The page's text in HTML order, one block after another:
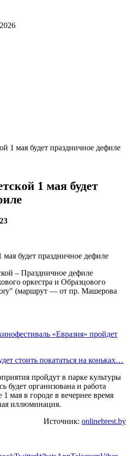
1 мая будет праздничное дефиле
1 мая будет
– Праздничное дефиле
оркестра и Образцового
(маршрут — от пр. Машерова
«Евразия» пройдет
стоить покататься на коньках…
пройдут в парке культуры
будет организована и работа
мая в городе в вечернее время
иллюминация.
Источник: onlinebrest.by